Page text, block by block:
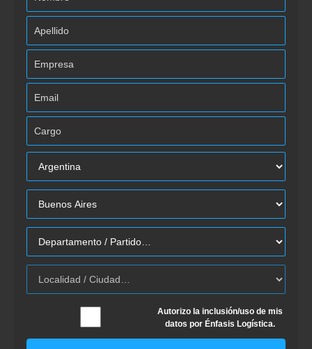
Autorizo la inclusión/uso de mis
datos por Énfasis Logística.